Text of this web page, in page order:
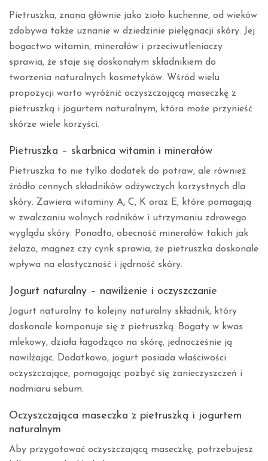
Pietruszka, znana głównie jako zioło kuchenne, od wieków
zdobywa także uznanie w dziedzinie pielęgnacji skóry. Jej
bogactwo witamin, minerałów i przeciwutleniaczy
sprawia, że staje się doskonałym składnikiem do
tworzenia naturalnych kosmetyków. Wśród wielu
propozycji warto wyróżnić oczyszczającą maseczkę z
pietruszką i jogurtem naturalnym, która może przynieść
skórze wiele korzyści.
Pietruszka – skarbnica witamin i minerałów
Pietruszka to nie tylko dodatek do potraw, ale również
źródło cennych składników odżywczych korzystnych dla
skóry. Zawiera witaminy A, C, K oraz E, które pomagają
w zwalczaniu wolnych rodników i utrzymaniu zdrowego
wyglądu skóry. Ponadto, obecność minerałów takich jak
żelazo, magnez czy cynk sprawia, że pietruszka doskonale
wpływa na elastyczność i jędrność skóry.
Jogurt naturalny – nawilżenie i oczyszczanie
Jogurt naturalny to kolejny naturalny składnik, który
doskonale komponuje się z pietruszką. Bogaty w kwas
mlekowy, działa łagodząco na skórę, jednocześnie ją
nawilżając. Dodatkowo, jogurt posiada właściwości
oczyszczające, pomagając pozbyć się zanieczyszczeń i
nadmiaru sebum.
Oczyszczająca maseczka z pietruszką i jogurtem
naturalnym
Aby przygotować oczyszczającą maseczkę, potrzebujesz